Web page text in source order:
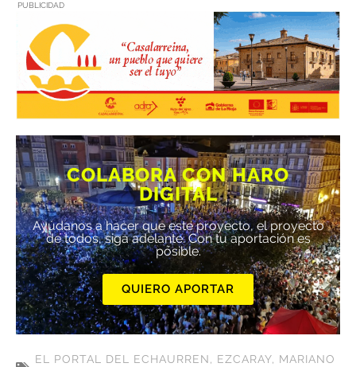
PUBLICIDAD
COLABORA CON HARO
DIGITAL
Ayúdanos a hacer que este proyecto, el proyecto
de todos, siga adelante. Con tu aportación es
posible.
QUIERO APORTAR
EL PORTAL DEL ECHAURREN, EZCARAY, MARIANO